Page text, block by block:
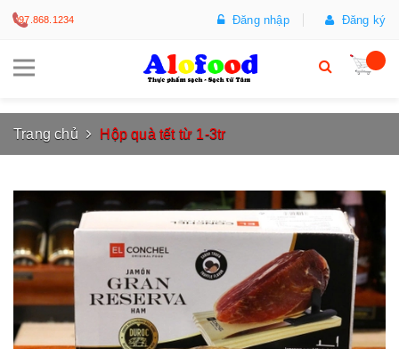
097.868.1234 Đăng nhập Đăng ký
Trang chủ Hộp quà tết từ 1-3tr